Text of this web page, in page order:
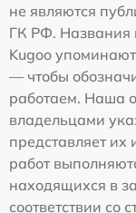
не являются
ГК РФ. Названия
Kugoo
— чтобы
работаем. Наша
владельцами
представляет
работ
находящихся в
соответствии со